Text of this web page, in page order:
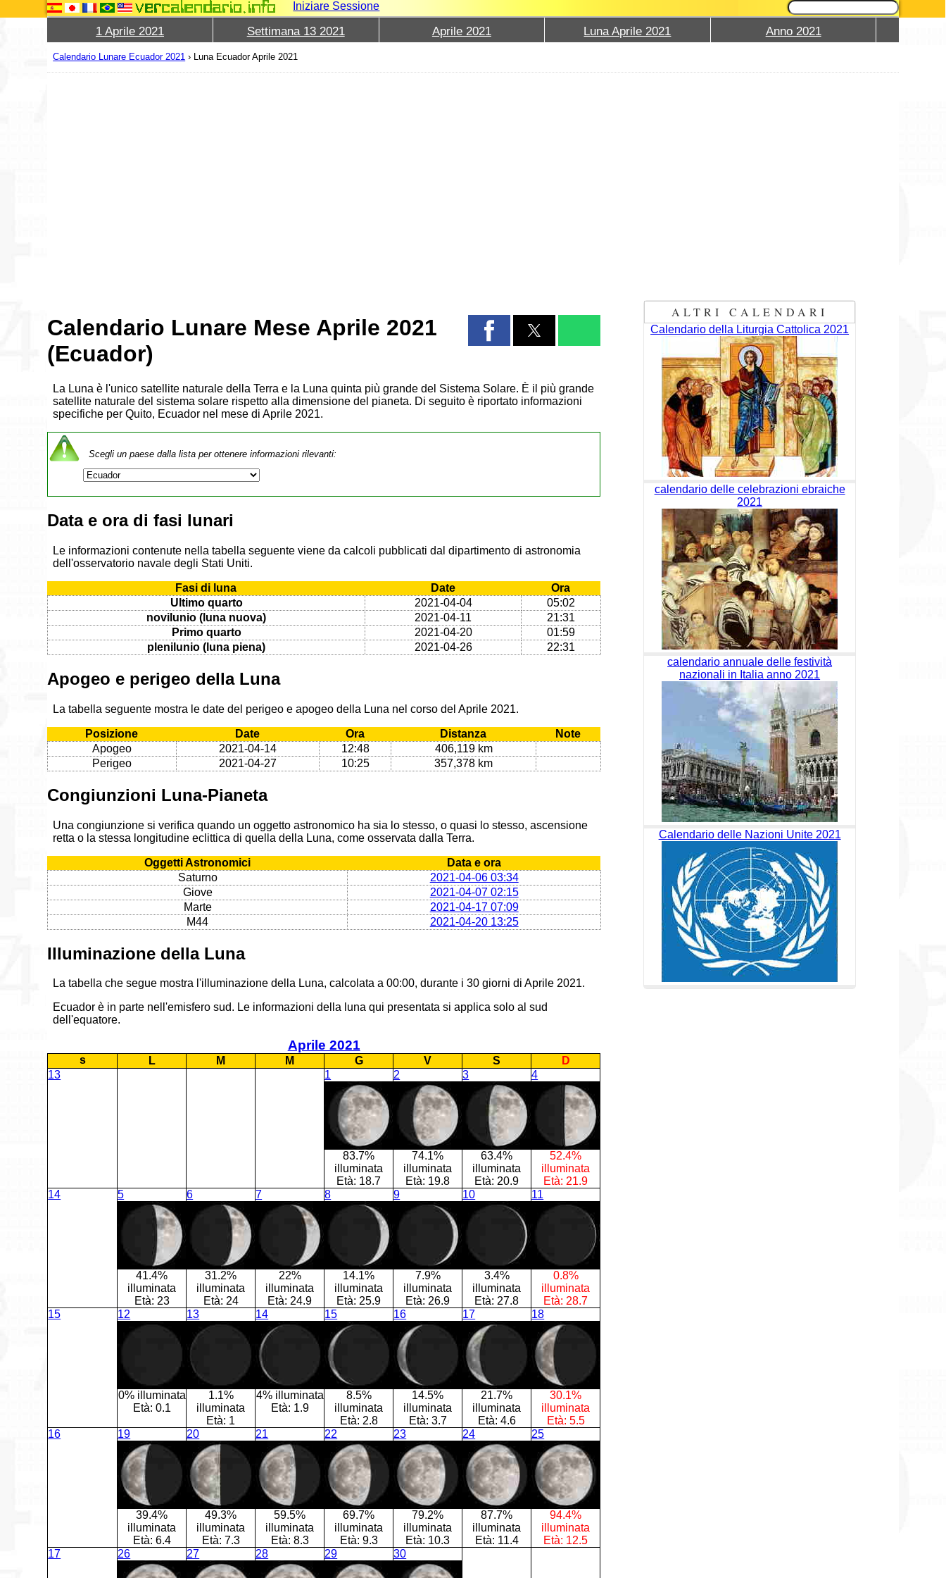
Iniziare Sessione
1 Aprile 2021 Settimana 13 2021 Aprile 2021 Luna Aprile 2021 Anno 2021
Calendario Lunare Ecuador 2021 › Luna Ecuador Aprile 2021
Calendario Lunare Mese Aprile 2021
(Ecuador)
La Luna è l'unico satellite naturale della Terra e la Luna quinta più grande del Sistema Solare. È il più grande
satellite naturale del sistema solare rispetto alla dimensione del pianeta. Di seguito è riportato informazioni
specifiche per Quito, Ecuador nel mese di Aprile 2021.
Scegli un paese dalla lista per ottenere informazioni rilevanti:
Data e ora di fasi lunari
Le informazioni contenute nella tabella seguente viene da calcoli pubblicati dal dipartimento di astronomia
dell'osservatorio navale degli Stati Uniti.
Fasi di luna Date
Ora
Ultimo quarto
2021-04-04
05:02
novilunio (luna nuova)
2021-04-11
21:31
Primo quarto
2021-04-20
01:59
plenilunio (luna piena)
2021-04-26 22:31
Apogeo e perigeo della Luna
La tabella seguente mostra le date del perigeo e apogeo della Luna nel corso del Aprile 2021.
Posizione Date Ora Distanza
Note
Apogeo
2021-04-14 12:48
406,119 km
Perigeo
2021-04-27 10:25 357,378 km
Congiunzioni Luna-Pianeta
Una congiunzione si verifica quando un oggetto astronomico ha sia lo stesso, o quasi lo stesso, ascensione
retta o la stessa longitudine eclittica di quella della Luna, come osservata dalla Terra.
Oggetti Astronomici
Data e ora
Saturno
2021-04-06 03:34
Giove
2021-04-07 02:15
Marte
2021-04-17 07:09
M44
2021-04-20 13:25
Illuminazione della Luna
La tabella che segue mostra l'illuminazione della Luna, calcolata a 00:00, durante i 30 giorni di Aprile 2021.
Ecuador è in parte nell'emisfero sud. Le informazioni della luna qui presentata si applica solo al sud
dell'equatore.
Aprile 2021
s L M M G V S
D
13
1
83.7%
illuminata
Età: 18.7
2
74.1%
illuminata
Età: 19.8
3
63.4%
illuminata
Età: 20.9
4
52.4%
illuminata
Età: 21.9
14
5
41.4%
illuminata
Età: 23
6
31.2%
illuminata
Età: 24
7
22%
illuminata
Età: 24.9
8
14.1%
illuminata
Età: 25.9
9
7.9%
illuminata
Età: 26.9
10
3.4%
illuminata
Età: 27.8
11
0.8%
illuminata
Età: 28.7
15
12
0% illuminata
Età: 0.1
13
1.1%
illuminata
Età: 1
14
4% illuminata
Età: 1.9
15
8.5%
illuminata
Età: 2.8
16
14.5%
illuminata
Età: 3.7
17
21.7%
illuminata
Età: 4.6
18
30.1%
illuminata
Età: 5.5
16
19
39.4%
illuminata
Età: 6.4
20
49.3%
illuminata
Età: 7.3
21
59.5%
illuminata
Età: 8.3
22
69.7%
illuminata
Età: 9.3
23
79.2%
illuminata
Età: 10.3
24
87.7%
illuminata
Età: 11.4
25
94.4%
illuminata
Età: 12.5
17
26 27 28 29 30
ALTRI CALENDARI
Calendario della Liturgia Cattolica 2021
calendario delle celebrazioni ebraiche
2021
calendario annuale delle festività
nazionali in Italia anno 2021
Calendario delle Nazioni Unite 2021